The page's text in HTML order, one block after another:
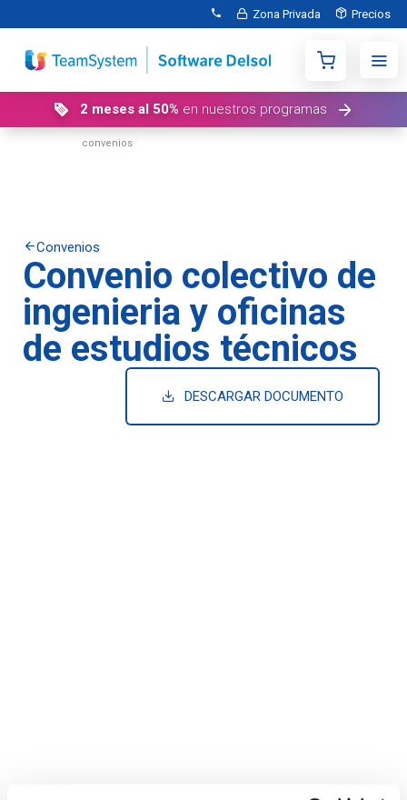
Zona Privada Precios
2 meses al 50% en nuestros programas
Inicio Buscador de
convenios
Convenio colectivo de ingenieria y oficinas de estudios técnicos
Convenios
Convenio colectivo de
ingenieria y oficinas
de estudios técnicos
DESCARGAR DOCUMENTO